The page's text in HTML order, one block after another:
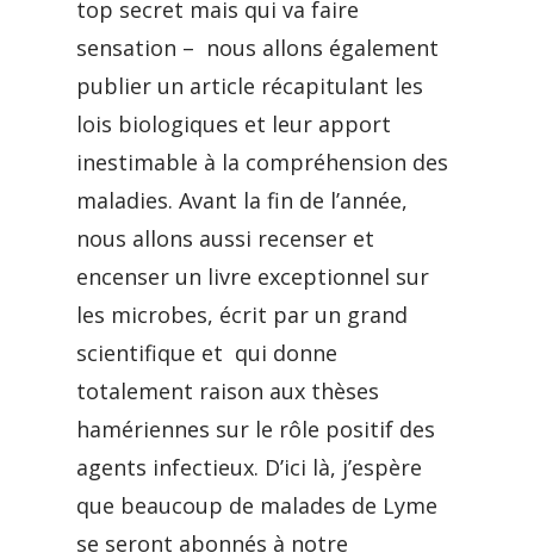
top secret mais qui va faire
sensation – nous allons également
publier un article récapitulant les
lois biologiques et leur apport
inestimable à la compréhension des
maladies. Avant la fin de l’année,
nous allons aussi recenser et
encenser un livre exceptionnel sur
les microbes, écrit par un grand
scientifique et qui donne
totalement raison aux thèses
hamériennes sur le rôle positif des
agents infectieux. D’ici là, j’espère
que beaucoup de malades de Lyme
se seront abonnés à notre